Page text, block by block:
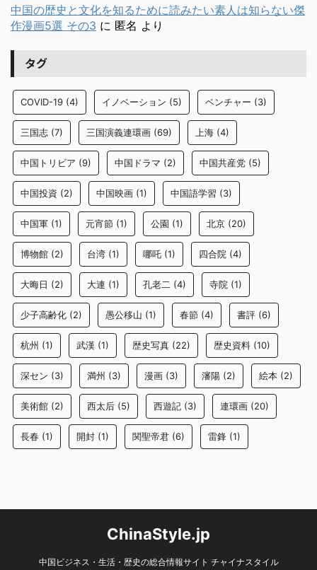
中国の歴史と文化を知るために読みたい素人は知らない傑
作漫画5選 その3 に 匿名 より
タグ
COVID-19 (4) イノベーション (5) ベンチャー (3)
三国志 (7) 三国演義連環画 (69) 上海 (4)
中国トリビア (9) 中国ドラマ (2) 中国共産党 (5)
中国投資 (2) 中国映画 (1) 中国語学習 (3)
中国軍 (1) 元宵節 (1) 公園 (1) 北京 (20)
博物館 (2) 台湾 (1) 哪吒 (1) 四合院 (4)
大晦日 (2) 大連 (1) 孔老二 (4) 寺院 (1)
少子高齢化 (2) 愚公移山 (1) 春節 (4) 書評 (6)
杭州 (1) 武漢 (1) 歴史写真 (22) 歴史資料 (10)
深セン (3) 満州 (3) 漫画 (3) 瀋陽 (2) 絵本 (2)
美術館 (2) 西太后 (5) 西遊記 (3) 連環画 (20)
長春 (1) 開封 (1) 関聖帝君 (6) 雷鋒 (1)
ChinaStyle.jp
中国ビジネス・生活・歴史の総合情報サイト チャイナスタイル